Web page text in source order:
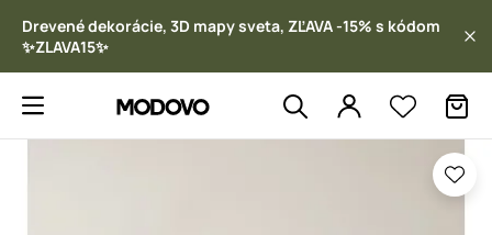
Drevené dekorácie, 3D mapy sveta, ZĽAVA -15% s kódom
✨ZLAVA15✨